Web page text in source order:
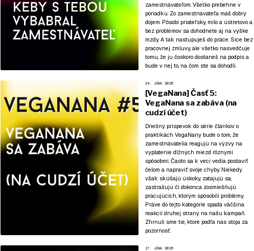
zamestnávateľom. Všetko prebehne v
poriadku. Zo zamestnávateľa máš dobrý
dojem. Pôsobí priateľsky, milo a ústretovo a
bez problémov sa dohodnete aj na výške
mzdy. A tak nastupuješ do práce. Síce bez
pracovnej zmluvy, ale všetko nasvedčuje
tomu, že ju čoskoro dostaneš na podpis a
bude v nej to, na čom ste sa dohodli.
24. JÚNA 2026
[VegaNana] Časť 5:
VegaNana sa zabáva (na
cudzí účet)
Dnešný príspevok do série článkov o
praktikách VegaNany bude o tom, že
zamestnávatelia reagujú na výzvy na
vyplatenie dlžných miezd rôznymi
spôsobmi. Často sa k veci vedia postaviť
čelom a napraviť svoje chyby. Niekedy
však skúšajú úskoky, zatajujú sa,
zastrašujú či dokonca zosmiešňujú
pracujúcich, ktorým spôsobili problémy.
Práve do tejto kategórie spadá väčšina
reakcií druhej strany na našu kampaň.
Zhrnuli sme tie, ktoré podľa nás stoja za
pozornosť.
17. JÚNA 2026